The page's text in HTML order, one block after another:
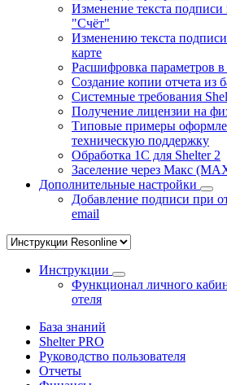
Изменение текста
"Счёт"
Изменению текста
карте
Расшифровка параметров в
Создание копии отчета из
Системные требования
Получение лицензии на
Типовые примеры
техническую поддержку
Обработка 1С для Shelter 2
Заселение через Макс
Дополнительные настройки
Добавление подписи при
email
Инструкции
Функционал личного
отеля
База знаний
Shelter PRO
Руководство пользователя
Отчеты